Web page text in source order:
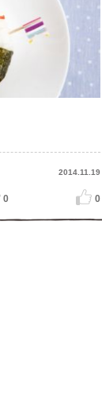
2014.11.19
0 0